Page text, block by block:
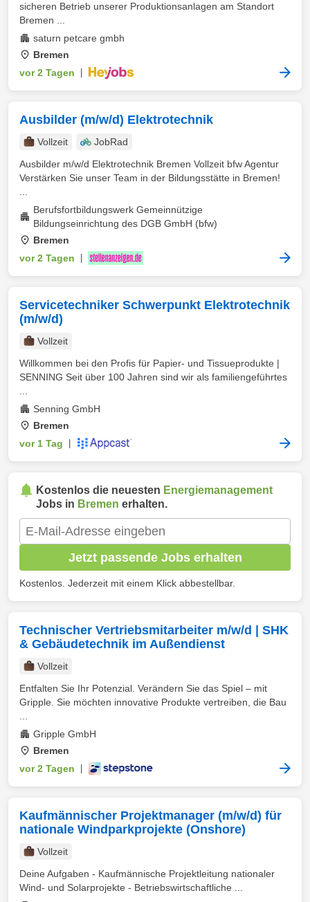
sicheren Betrieb unserer Produktionsanlagen am Standort
Bremen ...
saturn petcare gmbh
Bremen
vor 2 Tagen
Ausbilder (m/w/d) Elektrotechnik
Vollzeit
JobRad
Ausbilder m/w/d Elektrotechnik Bremen Vollzeit bfw Agentur
Verstärken Sie unser Team in der Bildungsstätte in Bremen!
Berufsfortbildungswerk Gemeinnützige
Bildungseinrichtung des DGB GmbH (bfw)
Bremen
vor 2 Tagen
Servicetechniker Schwerpunkt Elektrotechnik
(m/w/d)
Vollzeit
Willkommen bei den Profis für Papier- und Tissueprodukte |
SENNING Seit über 100 Jahren sind wir als familiengeführtes
Senning GmbH
Bremen
vor 1 Tag
Kostenlos die neuesten Energiemanagement
Jobs in Bremen erhalten.
Jetzt passende Jobs erhalten
Kostenlos. Jederzeit mit einem Klick abbestellbar.
Technischer Vertriebsmitarbeiter m/w/d | SHK
& Gebäudetechnik im Außendienst
Vollzeit
Entfalten Sie Ihr Potenzial. Verändern Sie das Spiel – mit
Gripple. Sie möchten innovative Produkte vertreiben, die Bau
Gripple GmbH
Bremen
vor 2 Tagen
Kaufmännischer Projektmanager (m/w/d) für
nationale Windparkprojekte (Onshore)
Vollzeit
Deine Aufgaben - Kaufmännische Projektleitung nationaler
Wind- und Solarprojekte - Betriebswirtschaftliche ...